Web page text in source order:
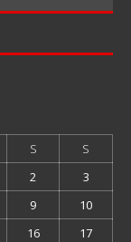
S
S
2
3
9
10
16 17